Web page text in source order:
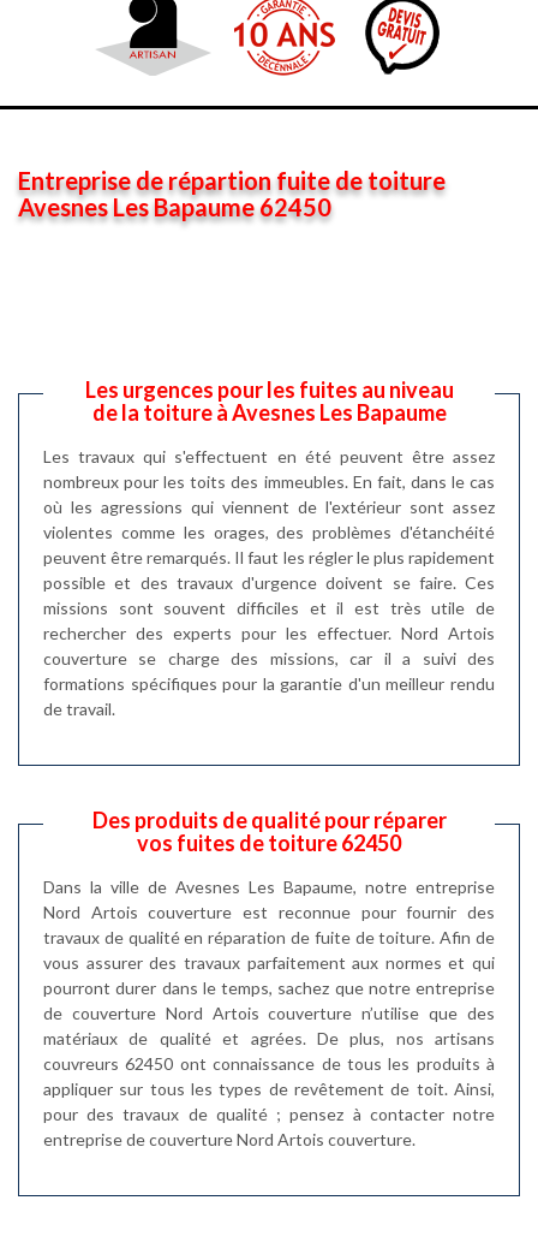
Entreprise de répartion fuite de toiture
Avesnes Les Bapaume 62450
Les urgences pour les fuites au niveau
de la toiture à Avesnes Les Bapaume
Les travaux qui s'effectuent en été peuvent être assez
nombreux pour les toits des immeubles. En fait, dans le cas
où les agressions qui viennent de l'extérieur sont assez
violentes comme les orages, des problèmes d'étanchéité
peuvent être remarqués. Il faut les régler le plus rapidement
possible et des travaux d'urgence doivent se faire. Ces
missions sont souvent difficiles et il est très utile de
rechercher des experts pour les effectuer. Nord Artois
couverture se charge des missions, car il a suivi des
formations spécifiques pour la garantie d'un meilleur rendu
de travail.
Des produits de qualité pour réparer
vos fuites de toiture 62450
Dans la ville de Avesnes Les Bapaume, notre entreprise
Nord Artois couverture est reconnue pour fournir des
travaux de qualité en réparation de fuite de toiture. Afin de
vous assurer des travaux parfaitement aux normes et qui
pourront durer dans le temps, sachez que notre entreprise
de couverture Nord Artois couverture n’utilise que des
matériaux de qualité et agrées. De plus, nos artisans
couvreurs 62450 ont connaissance de tous les produits à
appliquer sur tous les types de revêtement de toit. Ainsi,
pour des travaux de qualité ; pensez à contacter notre
entreprise de couverture Nord Artois couverture.